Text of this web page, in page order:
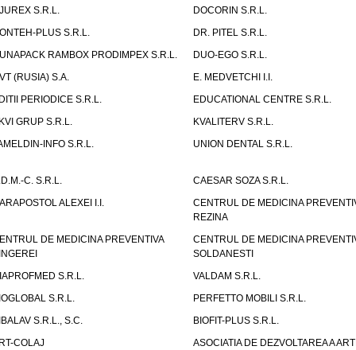
S.R.L.
DOCORIN S.R.L.
PLUS S.R.L.
DR. PITEL S.R.L.
RAMBOX PRODIMPEX S.R.L.
DUO-EGO S.R.L.
(RUSIA) S.A.
E. MEDVETCHI I.I.
PERIODICE S.R.L.
EDUCATIONAL CENTRE S.R.L.
GRUP S.R.L.
KVALITERV S.R.L.
INFO S.R.L.
UNION DENTAL S.R.L.
C. S.R.L.
CAESAR SOZA S.R.L.
ALEXEI I.I.
CENTRUL DE MEDICINA
REZINA
DE MEDICINA PREVENTIVA
CENTRUL DE MEDICINA
SOLDANESTI
S.R.L.
VALDAM S.R.L.
S.R.L.
PERFETTO MOBILI S.R.L.
S.R.L., S.C.
BIOFIT-PLUS S.R.L.
COLAJ
ASOCIATIA DE DEZVOLTAREA A